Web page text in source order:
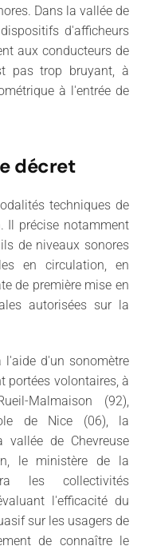
Dans la vallée de
d'afficheurs
aux conducteurs de
pas trop bruyant, à
à l'entrée de
décret
techniques de
Il précise notamment
de niveaux sonores
en circulation, en
de première mise en
autorisées sur la
l'aide d'un sonomètre
portées volontaires, à
Malmaison (92),
de Nice (06), la
de Chevreuse
le ministère de la
les collectivités
l'efficacité du
sur les usagers de
de connaître le